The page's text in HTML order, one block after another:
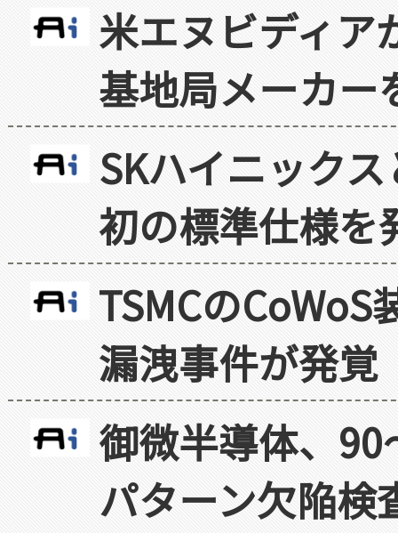
米エヌビディア
基地局メーカー
SKハイニック
初の標準仕様を
TSMCの
漏洩事件が発覚
御微半導体、
パターン欠陥検